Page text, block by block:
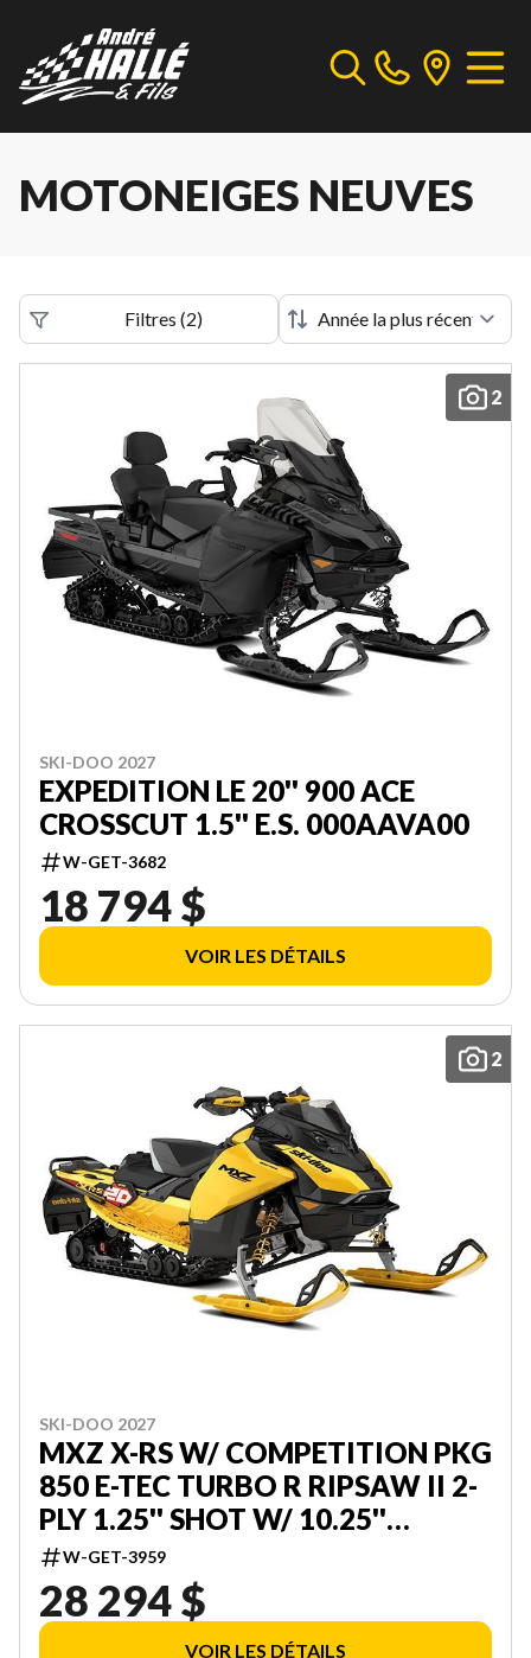
MOTONEIGES NEUVES
Filtres (2)
2
SKI-DOO 2027
EXPEDITION LE 20'' 900 ACE
CROSSCUT 1.5'' E.S. 000AAVA00
W-GET-3682
18 794 $
VOIR LES DÉTAILS
2
SKI-DOO 2027
MXZ X-RS W/ COMPETITION PKG
850 E-TEC TURBO R RIPSAW II 2-
PLY 1.25'' SHOT W/ 10.25''
TOUCHSCREEN 000UCVF00
W-GET-3959
28 294 $
VOIR LES DÉTAILS